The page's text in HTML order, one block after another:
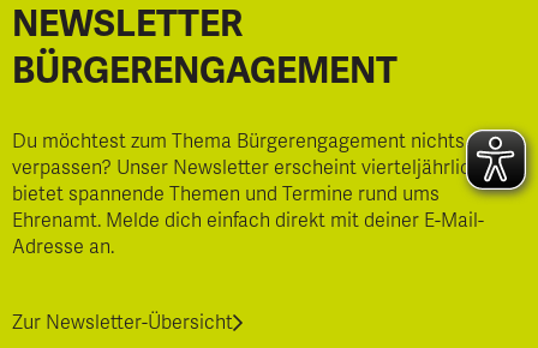
NEWSLETTER
BÜRGERENGAGEMENT
Du möchtest zum Thema Bürgerengagement nichts mehr
verpassen? Unser Newsletter erscheint vierteljährlich und
bietet spannende Themen und Termine rund ums
Ehrenamt. Melde dich einfach direkt mit deiner E-Mail-
Adresse an.
Zur Newsletter-Übersicht